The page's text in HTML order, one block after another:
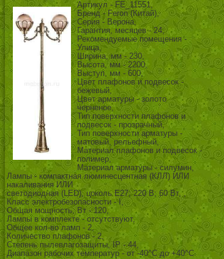
Артикул - FE_11551,
Бренд - Feron (Китай),
Серия - Верона,
Гарантия, месяцев - 24,
Рекомендуемые помещения -
Улица,
Ширина, мм - 230,
Высота, мм - 2200,
Выступ, мм - 600,
Цвет плафонов и подвесок -
бежевый,
Цвет арматуры - золото
черненое,
Тип поверхности плафонов и
подвесок - прозрачный,
Тип поверхности арматуры -
матовый, рельефный,
Материал плафонов и подвесок -
полимер,
Материал арматуры - силумин,
Лампы - компактная люминесцентная (КЛЛ) ИЛИ
накаливания ИЛИ
светодиодная (LED), цоколь E27; 220 В; 60 Вт, ,
Класс электробезопасности - I,
Общая мощность, Вт - 120,
Лампы в комплекте - отсутствуют,
Общее кол-во ламп - 2,
Количество плафонов - 2,
Степень пылевлагозащиты, IP - 44,
Диапазон рабочих температур - от -40^C до +40^C